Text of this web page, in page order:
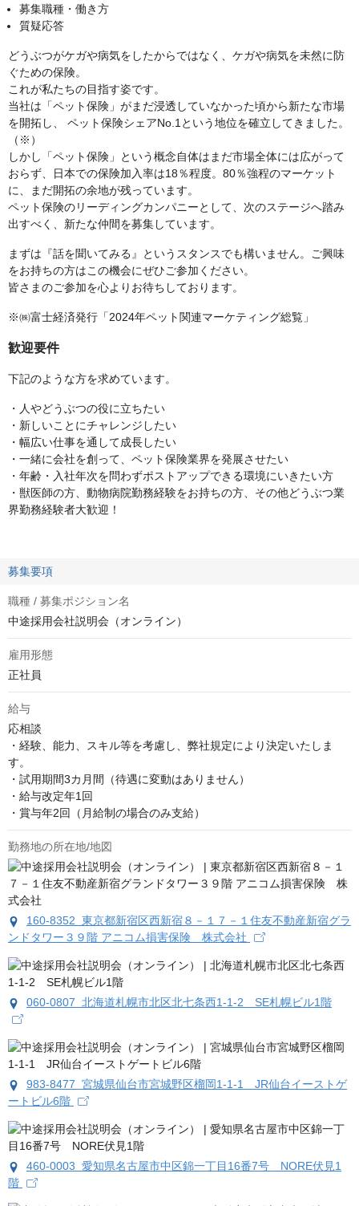
募集職種・働き方
質疑応答
どうぶつがケガや病気をしたからではなく、ケガや病気を未然に防
ぐための保険。
これが私たちの目指す姿です。
当社は「ペット保険」がまだ浸透していなかった頃から新たな市場
を開拓し、 ペット保険シェアNo.1という地位を確立してきました。
（※）
しかし「ペット保険」という概念自体はまだ市場全体には広がって
おらず、日本での保険加入率は18％程度。80％強程のマーケット
に、まだ開拓の余地が残っています。
ペット保険のリーディングカンパニーとして、次のステージへ踏み
出すべく、新たな仲間を募集しています。
まずは『話を聞いてみる』というスタンスでも構いません。ご興味
をお持ちの方はこの機会にぜひご参加ください。
皆さまのご参加を心よりお待ちしております。
※㈱富士経済発行「2024年ペット関連マーケティング総覧」
歓迎要件
下記のような方を求めています。
・人やどうぶつの役に立ちたい
・新しいことにチャレンジしたい
・幅広い仕事を通して成長したい
・一緒に会社を創って、ペット保険業界を発展させたい
・年齢・入社年次を問わずポストアップできる環境にいきたい方
・獣医師の方、動物病院勤務経験をお持ちの方、その他どうぶつ業
界勤務経験者大歓迎！
募集要項
職種 / 募集ポジション名
中途採用会社説明会（オンライン）
雇用形態
正社員
給与
応相談
・経験、能力、スキル等を考慮し、弊社規定により決定いたしま
す。
・試用期間3カ月間（待遇に変動はありません）
・給与改定年1回
・賞与年2回（月給制の場合のみ支給）
勤務地の所在地/地図
160-8352 東京都新宿区西新宿８－１７－１住友不動産新宿グラ
ンドタワー３９階 アニコム損害保険 株式会社
060-0807 北海道札幌市北区北七条西1-1-2 SE札幌ビル1階
983-8477 宮城県仙台市宮城野区榴岡1-1-1 JR仙台イーストゲ
ートビル6階
460-0003 愛知県名古屋市中区錦一丁目16番7号 NORE伏見1
階